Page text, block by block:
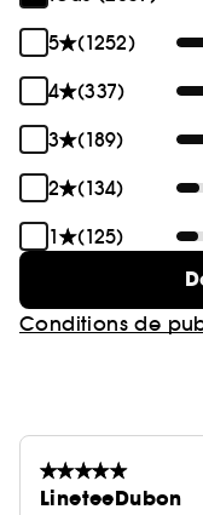
5
(1252)
4
(337)
3
(189)
2
(134)
1
(125)
Conditions de
LineteeDubon